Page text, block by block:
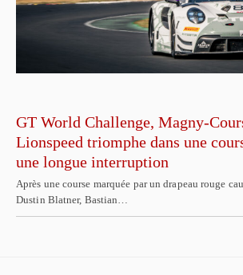
GT World Challenge, Magny-
Lionspeed triomphe dans une
une longue interruption
Après une course marquée par un drapeau rouge
Dustin Blatner, Bastian…